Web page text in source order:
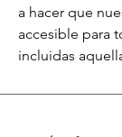
a hacer que
accesible para
incluidas